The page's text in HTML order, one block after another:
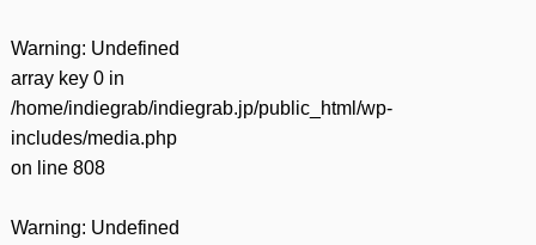
Warning: Undefined
array key 0 in
/home/indiegrab/indiegrab.jp/public_html/wp-
includes/media.php
on line 808
Warning: Undefined